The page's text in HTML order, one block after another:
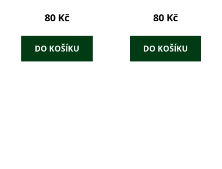
80 Kč
DO KOŠÍKU
80 Kč
DO KOŠÍKU